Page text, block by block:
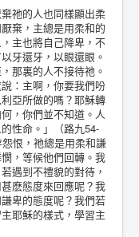
祂的人也同樣顯出柔
棄，主總是用柔和的
主也將自己降卑，不
牙還牙，以眼還眼。
那裏的人不接待祂。
：主啊，你要我們吩
亞所做的嗎？耶穌轉
，你們並不知道。人
性命。」（路九54-
恨，祂總是用柔和謙
，等候他們回轉。我
遇到不禮貌的對待，
麽態度來回應呢？我
卑的態度呢？我們若
耶穌的樣式，學習主